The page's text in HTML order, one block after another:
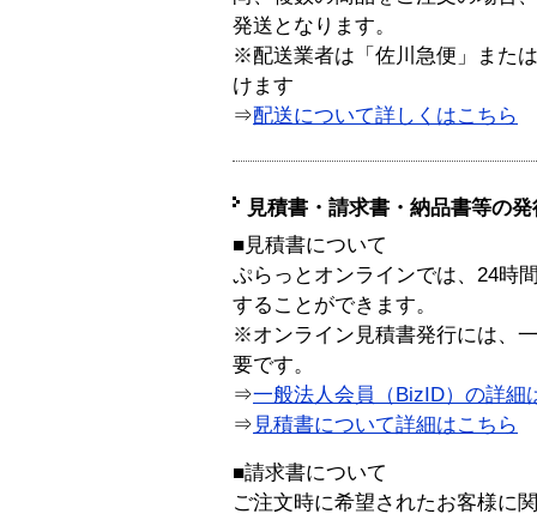
発送となります。
※配送業者は「佐川急便」また
けます
⇒配送について詳しくはこちら
見積書・請求書・納品書等の
■見積書について
ぷらっとオンラインでは、24時
することができます。
※オンライン見積書発行には、
要です。
⇒一般法人会員（BizID）の詳細
⇒ 見積書について詳細はこちら
■請求書について
ご注文時に希望されたお客様に